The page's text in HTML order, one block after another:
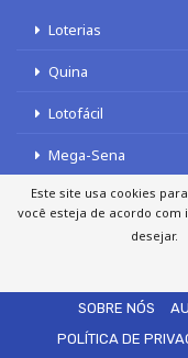
Loterias
Quina
Lotofácil
Mega-Sena
Tele sena
SOBRE NÓS
POLÍTICA DE
Este site usa cookies
você esteja de acordo com
desejar.